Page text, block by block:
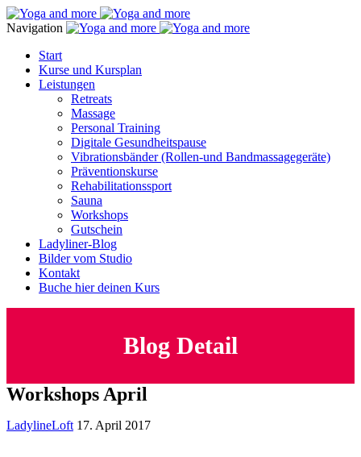
Navigation
Start
Kurse und Kursplan
Leistungen
Retreats
Massage
Personal Training
Digitale Gesundheitspause
Vibrationsbänder (Rollen-und Bandmassagegeräte)
Präventionskurse
Rehabilitationssport
Sauna
Workshops
Gutschein
Ladyliner-Blog
Bilder vom Studio
Kontakt
Buche hier deinen Kurs
Blog Detail
Workshops April
LadylineLoft 17. April 2017